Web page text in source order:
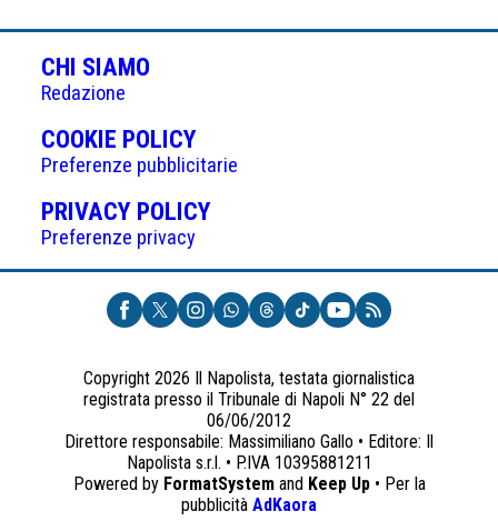
CHI SIAMO
Redazione
COOKIE POLICY(APRE
IN
UNA
NUOVA
Preferenze pubblicitarie
PRIVACY POLICY(APRE
UNA
NUOVA
SCHEDA)
Preferenze privacy
Copyright 2026 Il Napolista, testata giornalistica
registrata presso il Tribunale di Napoli N° 22 del
06/06/2012
Direttore responsabile: Massimiliano Gallo • Editore: Il
Napolista s.r.l. • P.IVA 10395881211
Powered by FormatSystemand Keep Up• Per la
pubblicità AdKaora